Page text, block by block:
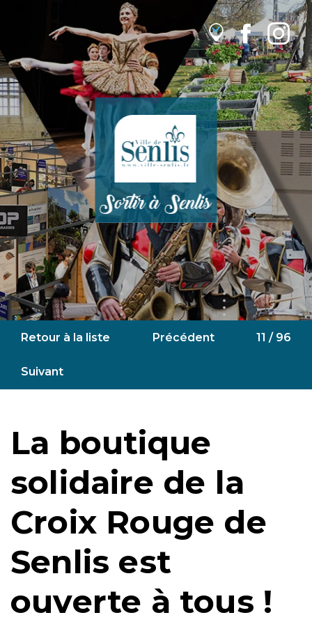
Retour à la liste Précédent 11 / 96
Suivant
La boutique
solidaire de la
Croix Rouge de
Senlis est
ouverte à tous !